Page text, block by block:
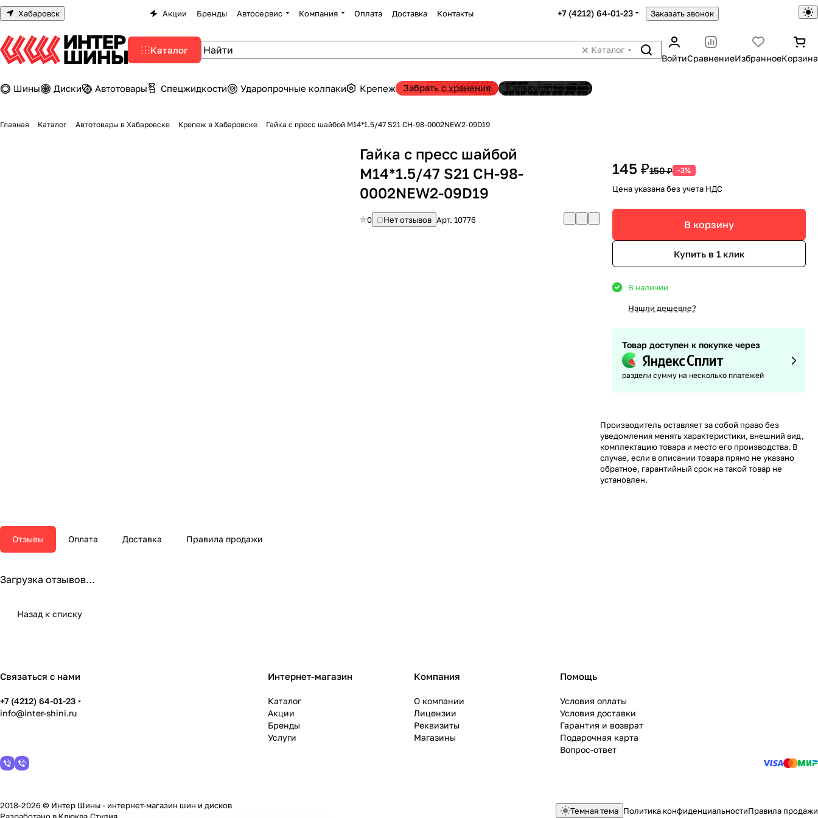
Хабаровск Акции Бренды Автосервис Компания Оплата Доставка Контакты +7 (4212) 64-01-23 Заказать звонок
Каталог
Каталог
ВойтиСравнениеИзбранноеКорзина
Шины Диски Автотовары Спецжидкости Ударопрочные колпаки Крепеж Забрать с хранения Калькулятор шин
Главная Каталог Автотовары в Хабаровске Крепеж в Хабаровске Гайка с пресс шайбой М14*1.5/47 S21 CH-98-0002NEW2-09D19
Гайка с пресс шайбой
М14*1.5/47 S21 CH-98-
0002NEW2-09D19
0 Нет отзывов Арт.10776
145 ₽150 ₽ -3%
Цена указана без учета НДС
В корзину
Купить в 1 клик
В наличии
Нашли дешевле?
Товар доступен к покупке через
раздели сумму на несколько платежей
Производитель оставляет за собой право без
уведомления менять характеристики, внешний вид,
комплектацию товара и место его производства. В
случае, если в описании товара прямо не указано
обратное, гарантийный срок на такой товар не
установлен.
Отзывы Оплата Доставка Правила продажи
Загрузка отзывов...
Назад к списку
Связаться с нами
+7 (4212) 64-01-23
info@inter-shini.ru
Интернет-магазин
Каталог
Акции
Бренды
Услуги
Компания
О компании
Лицензии
Реквизиты
Магазины
Помощь
Условия оплаты
Условия доставки
Гарантия и возврат
Подарочная карта
Вопрос-ответ
2018-2026 © Интер Шины - интернет-магазин шин и дисков
Темная тема Политика конфиденциальностиПравила продажи